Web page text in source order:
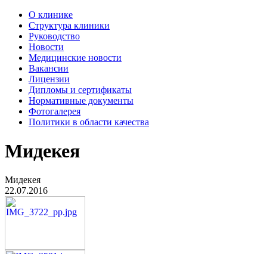
О клинике
Структура клиники
Руководство
Новости
Медицинские новости
Вакансии
Лицензии
Дипломы и сертификаты
Нормативные документы
Фотогалерея
Политики в области качества
Мидекея
Мидекея
22.07.2016